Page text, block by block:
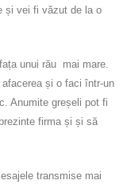
și vei fi văzut de la o
unui rău mai mare.
și o faci într-un
Anumite greșeli pot fi
firma și și să
transmise mai